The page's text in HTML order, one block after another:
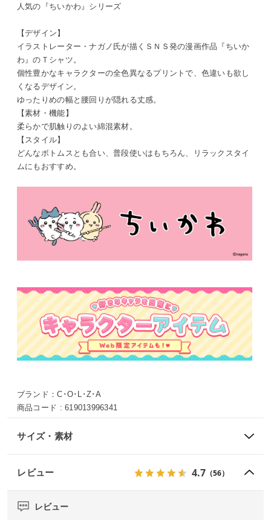
人気の『ちいかわ』シリーズ
【デザイン】
イラストレーター・ナガノ氏が描くＳＮＳ発の漫画作品『ちいか
わ』のＴシャツ。
個性豊かなキャラクターの全色異なるプリントで、色違いも欲し
くなるデザイン。
ゆったりめの幅と腰回りが隠れる丈感。
【素材・機能】
柔らかで肌触りのよい綿混素材。
【スタイル】
どんなボトムスとも合い、普段使いはもちろん、リラックスタイ
ムにもおすすめ。
ブランド：C･O･L･Z･A
商品コード :619013996341
サイズ・素材
レビュー 4.7 （56）
レビュー